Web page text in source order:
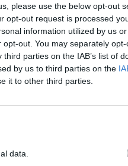
please use the below opt-out
opt-out request is processed
information utilized by us
out. You may separately
parties on the IAB’s list of
by us to third parties on the
it to other third parties.
data.
λίπος του
αίσθηση